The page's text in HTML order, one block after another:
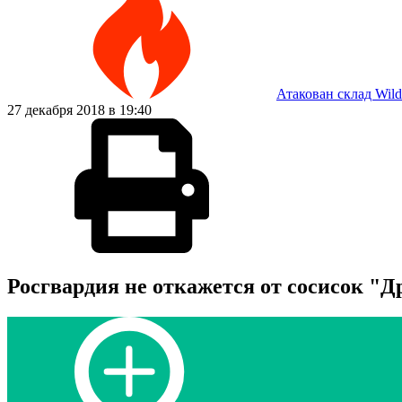
Атакован склад
27 декабря 2018 в 19:40
Росгвардия не откажется от сосисок